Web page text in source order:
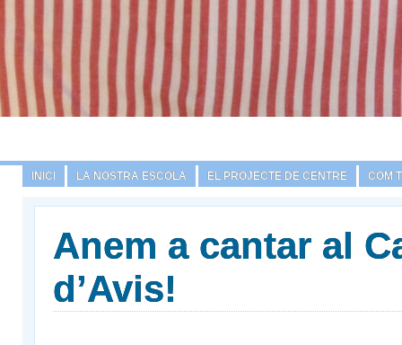
INICI LA NOSTRA ESCOLA EL PROJECTE DE CENTRE COM
Anem a cantar al
d’Avis!